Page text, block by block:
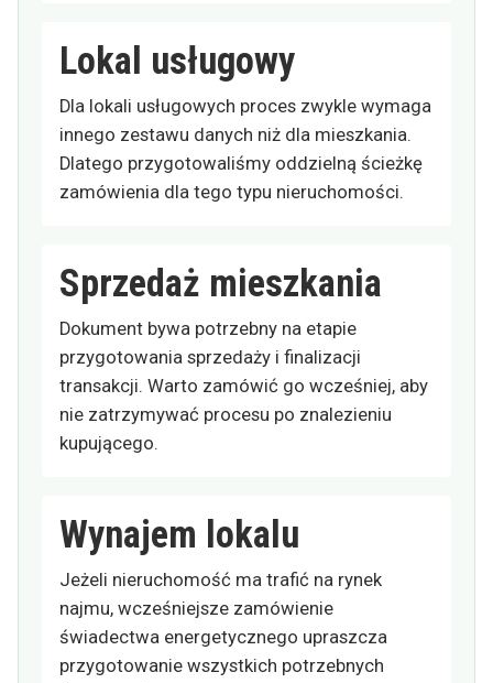
Lokal usługowy
Dla lokali usługowych proces zwykle wymaga
innego zestawu danych niż dla mieszkania.
Dlatego przygotowaliśmy oddzielną ścieżkę
zamówienia dla tego typu nieruchomości.
Sprzedaż mieszkania
Dokument bywa potrzebny na etapie
przygotowania sprzedaży i finalizacji
transakcji. Warto zamówić go wcześniej, aby
nie zatrzymywać procesu po znalezieniu
kupującego.
Wynajem lokalu
Jeżeli nieruchomość ma trafić na rynek
najmu, wcześniejsze zamówienie
świadectwa energetycznego upraszcza
przygotowanie wszystkich potrzebnych